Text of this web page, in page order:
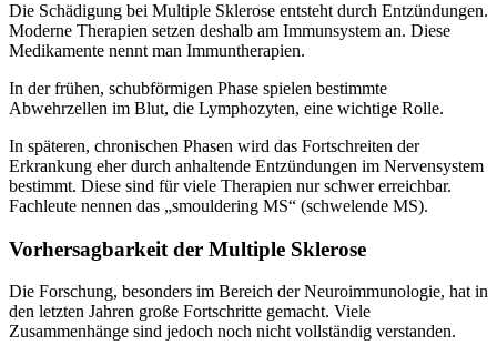
Die Schädigung bei Multiple Sklerose entsteht durch Entzündungen.
Moderne Therapien setzen deshalb am Immunsystem an. Diese
Medikamente nennt man Immuntherapien.
In der frühen, schubförmigen Phase spielen bestimmte
Abwehrzellen im Blut, die Lymphozyten, eine wichtige Rolle.
In späteren, chronischen Phasen wird das Fortschreiten der
Erkrankung eher durch anhaltende Entzündungen im Nervensystem
bestimmt. Diese sind für viele Therapien nur schwer erreichbar.
Fachleute nennen das „smouldering MS“ (schwelende MS).
Vorhersagbarkeit der Multiple Sklerose
Die Forschung, besonders im Bereich der Neuroimmunologie, hat in
den letzten Jahren große Fortschritte gemacht. Viele
Zusammenhänge sind jedoch noch nicht vollständig verstanden.